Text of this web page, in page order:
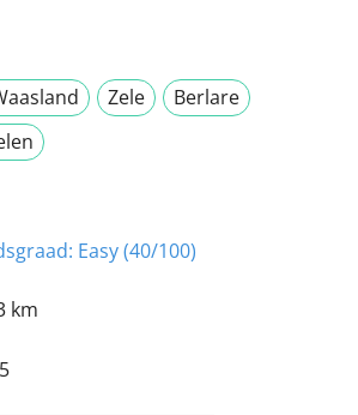
Zele
Berlare
Easy (40/100)
km